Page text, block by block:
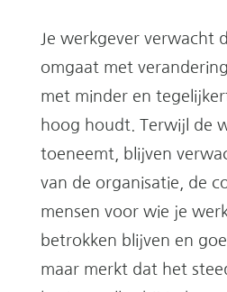
Je werkgever verwacht
omgaat met
met minder en
hoog houdt. Terwijl de
toeneemt, blijven
van de organisatie, de
mensen voor wie je
betrokken blijven en
maar merkt dat het